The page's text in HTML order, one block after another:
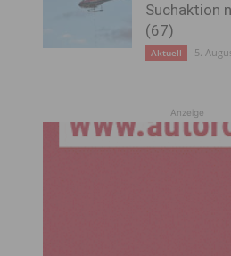
Suchaktion
(67)
Aktuell 5.
Anzeige